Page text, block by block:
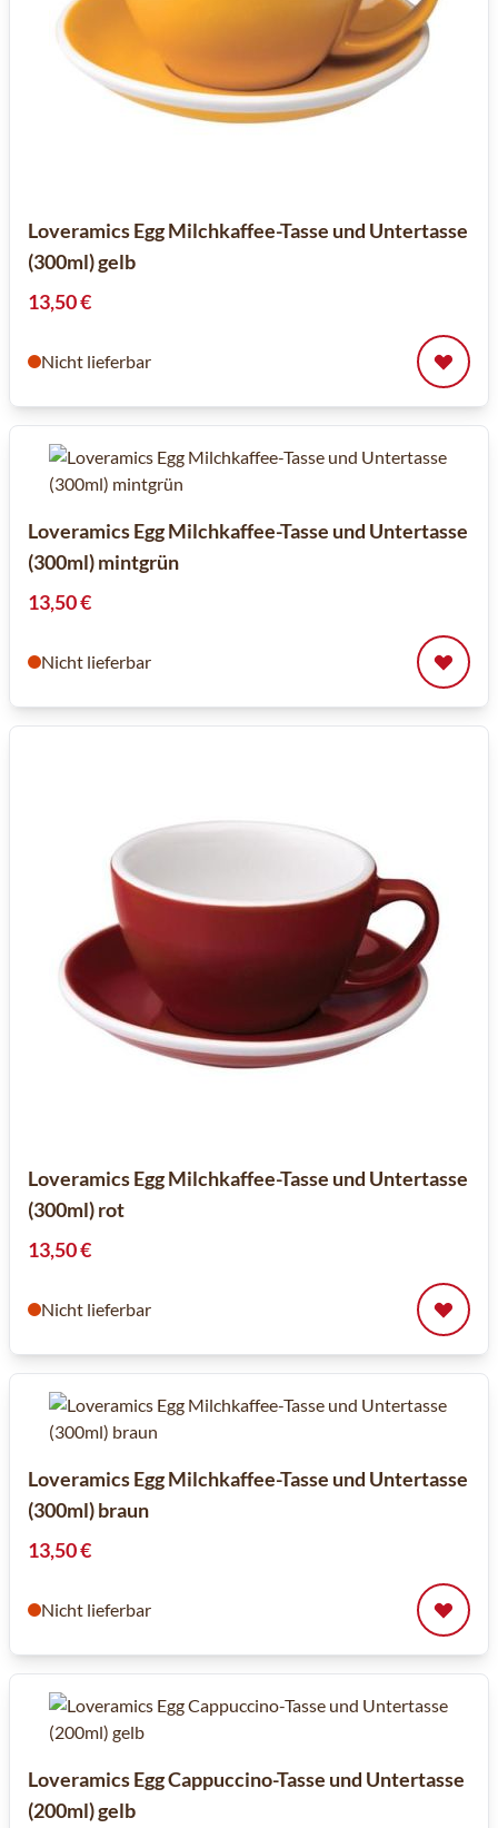
Loveramics Egg Milchkaffee-Tasse und Untertasse
(300ml) gelb
13,50 €
Nicht lieferbar
Loveramics Egg Milchkaffee-Tasse und Untertasse
(300ml) mintgrün
13,50 €
Nicht lieferbar
Loveramics Egg Milchkaffee-Tasse und Untertasse
(300ml) rot
13,50 €
Nicht lieferbar
Loveramics Egg Milchkaffee-Tasse und Untertasse
(300ml) braun
13,50 €
Nicht lieferbar
Loveramics Egg Cappuccino-Tasse und Untertasse
(200ml) gelb